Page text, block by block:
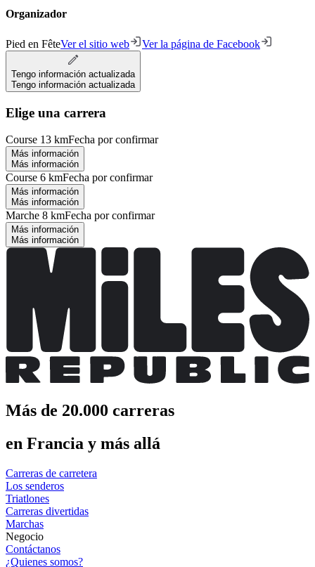
Organizador
Pied en FêteVer el sitio web Ver la página de Facebook
Tengo información actualizada
Tengo información actualizada
Elige una carrera
Course 13 kmFecha por confirmar
Más información
Más información
Course 6 kmFecha por confirmar
Más información
Más información
Marche 8 kmFecha por confirmar
Más información
Más información
Más de 20.000 carreras
en Francia y más allá
Carreras de carretera
Los senderos
Triatlones
Carreras divertidas
Marchas
Negocio
Contáctanos
¿Quienes somos?